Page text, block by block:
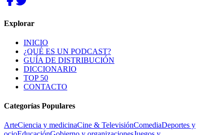
Explorar
INICIO
¿QUÉ ES UN PODCAST?
GUÍA DE DISTRIBUCIÓN
DICCIONARIO
TOP 50
CONTACTO
Categorías Populares
ArteCiencia y medicinaCine & TelevisiónComediaDeportes y